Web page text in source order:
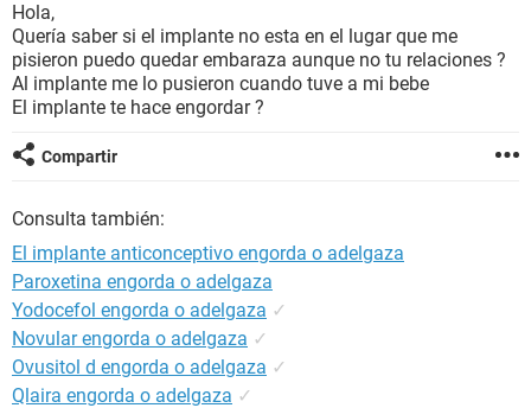
BIENESTAR
SEXUALIDAD
GLOSARIO
Hola,
Quería saber si el implante no esta en el lugar que me
pisieron puedo quedar embaraza aunque no tu relaciones ?
Al implante me lo pusieron cuando tuve a mi bebe
El implante te hace engordar ?
Compartir
Consulta también:
El implante anticonceptivo engorda o adelgaza
Paroxetina engorda o adelgaza
Yodocefol engorda o adelgaza ✓
Novular engorda o adelgaza ✓
Ovusitol d engorda o adelgaza ✓
Qlaira engorda o adelgaza ✓